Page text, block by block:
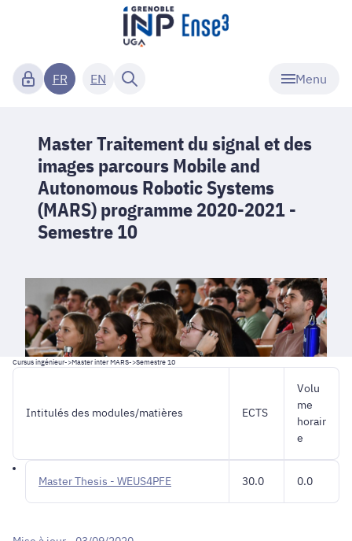
Menu
FR EN
Master Traitement du signal et des
images parcours Mobile and
Autonomous Robotic Systems
(MARS) programme 2020-2021 -
Semestre 10
Cursus ingénieur->Master inter MARS->Semestre 10
Intitulés des modules/matières ECTS
Volu
me
horair
e
Master Thesis - WEUS4PFE 30.0 0.0